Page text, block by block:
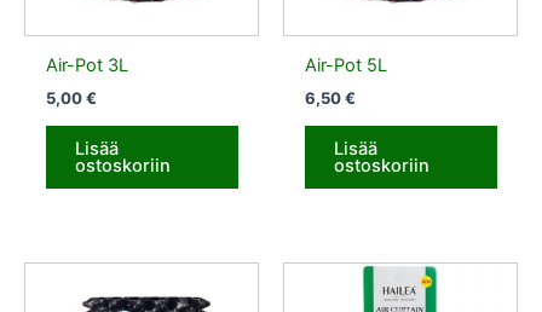
Air-Pot 3L
5,00€
Lisää
ostoskoriin
Air-Pot 5L
6,50€
Lisää
ostoskoriin